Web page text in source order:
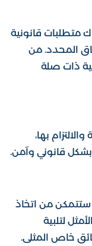
متطلبات قانونية
المحدد. من
ذات صلة
بها،
قانوني وآمن.
ستتمكن من اتخاذ
لتلبية
خاص المثلى.